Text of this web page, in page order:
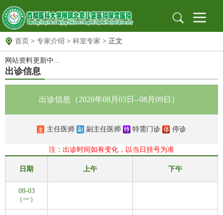
首页
医院概况 医院简介
就医指南
党建园地 党建文化园地 支部园地
信息公开 招标采购 公示栏 安全生产
科研教育 科教动态 规培园地
药物临床试验机构
首页 > 专家介绍 > 科室专家 > 正文
网站资料更新中...
出诊信息
出诊信息（2026年08月03日--08月09日）
主任医师 副主任医师 特需门诊 停诊
注：出诊时间如有变化，以当日挂号为准
日期 上午 下午
08-03
（一）